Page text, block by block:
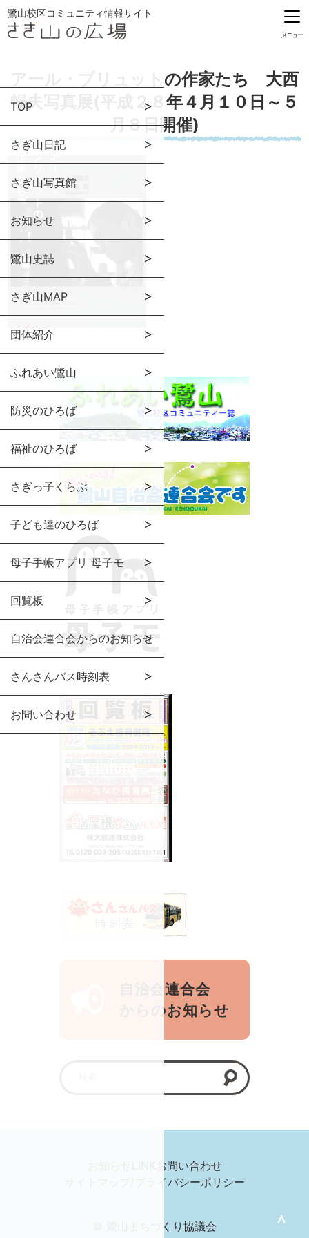
鷺山校区コミュニティ情報サイト
メニュー
TOP
さぎ山日記
さぎ山写真館
お知らせ
鷺山史誌
さぎ山MAP
団体紹介
ふれあい鷺山
防災のひろば
福祉のひろば
さぎっ子くらぶ
子ども達のひろば
母子手帳アプリ 母子モ
回覧板
自治会連合会からのお知らせ
さんさんバス時刻表
お問い合わせ
アール・ブリュットの作家たち 大西
暢夫写真展(平成２８年４月１０日～５
月８日開催)
自治会連合会
からのお知らせ
＞
お問い合わせ
サイトマップ/プライバシーポリシー
© 鷺山まちづくり協議会